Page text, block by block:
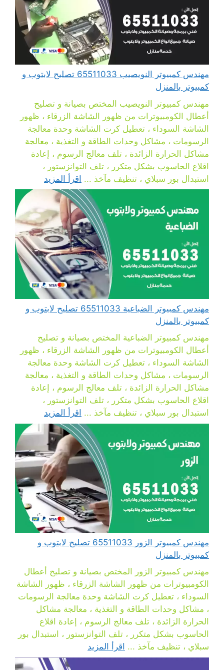
مهندس كمبيوتر النويصيب 65511033 تصليح لابتوب و
كمبيوتر بالمنزل
مهندس كمبيوتر النويصيب المختص بصيانة و تصليح
أعطال الكومبيوترات من ظهور الشاشة الزرقاء ، ظهور
الشاشة السوداء ، تعطيل كرت الشاشة وحدة معالجة
الرسومات ، مشاكل وحدات الطاقة و التغذية ، معالجة
مشاكل الحرارة الزائدة ، تلف معالج الرسوم ، إعادة
اقلاع الحاسوب بشكل متكرر ، تلف التوانزستور ،
استبدال بور سبلاي ، تنظيف مآخذ ... اقرأ المزيد
مهندس كمبيوتر الضباعية 65511033 تصليح لابتوب و
كمبيوتر بالمنزل
مهندس كمبيوتر الضباعية المختص بصيانة و تصليح
أعطال الكومبيوترات من ظهور الشاشة الزرقاء ، ظهور
الشاشة السوداء ، تعطيل كرت الشاشة وحدة معالجة
الرسومات ، مشاكل وحدات الطاقة و التغذية ، معالجة
مشاكل الحرارة الزائدة ، تلف معالج الرسوم ، إعادة
اقلاع الحاسوب بشكل متكرر ، تلف التوانزستور ،
استبدال بور سبلاي ، تنظيف مآخذ ... اقرأ المزيد
مهندس كمبيوتر الزور 65511033 تصليح لابتوب و
كمبيوتر بالمنزل
مهندس كمبيوتر الزور المختص بصيانة و تصليح أعطال
الكومبيوترات من ظهور الشاشة الزرقاء ، ظهور الشاشة
السوداء ، تعطيل كرت الشاشة وحدة معالجة الرسومات
، مشاكل وحدات الطاقة و التغذية ، معالجة مشاكل
الحرارة الزائدة ، تلف معالج الرسوم ، إعادة اقلاع
الحاسوب بشكل متكرر ، تلف التوانزستور ، استبدال بور
سبلاي ، تنظيف مآخذ ... اقرأ المزيد